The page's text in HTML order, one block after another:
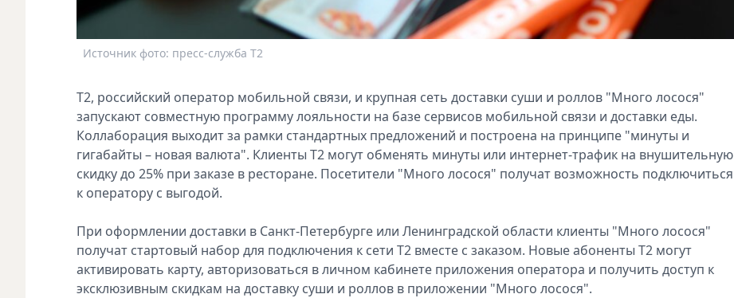
Источник фото: пресс-служба Т2
T2, российский оператор мобильной связи, и крупная сеть доставки суши и роллов "Много лосося"
запускают совместную программу лояльности на базе сервисов мобильной связи и доставки еды.
Коллаборация выходит за рамки стандартных предложений и построена на принципе "минуты и
гигабайты – новая валюта". Клиенты Т2 могут обменять минуты или интернет-трафик на внушительную
скидку до 25% при заказе в ресторане. Посетители "Много лосося" получат возможность подключиться
к оператору с выгодой.
При оформлении доставки в Санкт-Петербурге или Ленинградской области клиенты "Много лосося"
получат стартовый набор для подключения к сети Т2 вместе с заказом. Новые абоненты Т2 могут
активировать карту, авторизоваться в личном кабинете приложения оператора и получить доступ к
эксклюзивным скидкам на доставку суши и роллов в приложении "Много лосося".